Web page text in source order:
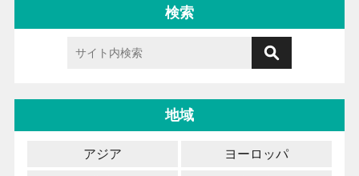
検索
地域
アジア ヨーロッパ